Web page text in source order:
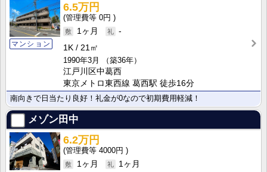
マンション
6.5万円
0円
1ヶ月
-
1K
21㎡
1990年3月
（築36年）
江戸川区中葛西
東京メトロ東西線 葛西駅 徒歩16分
南向きで日当たり良好！礼金が0なので初期費用軽減！
メゾン田中
6.2万円
4000円
1ヶ月
1ヶ月